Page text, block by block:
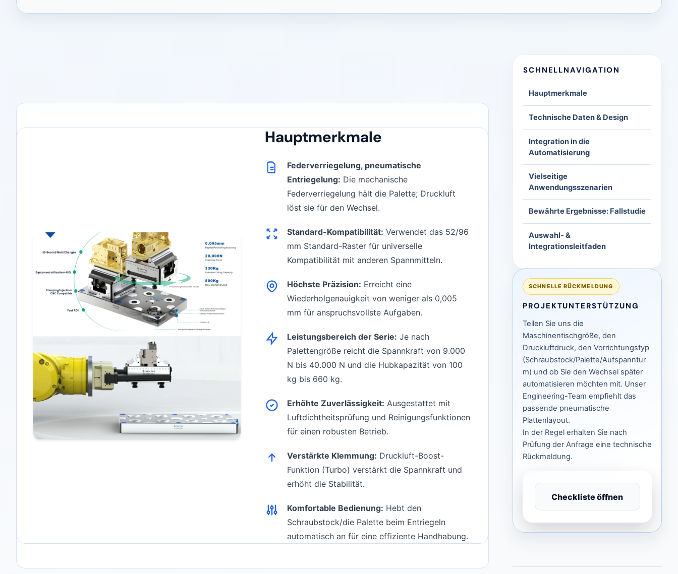
Hauptmerkmale
Federverriegelung, pneumatische
Entriegelung: Die mechanische
Federverriegelung hält die Palette; Druckluft
löst sie für den Wechsel.
Standard-Kompatibilität: Verwendet das 52/96
mm Standard-Raster für universelle
Kompatibilität mit anderen Spannmitteln.
Höchste Präzision: Erreicht eine
Wiederholgenauigkeit von weniger als 0,005
mm für anspruchsvollste Aufgaben.
Leistungsbereich der Serie: Je nach
Palettengröße reicht die Spannkraft von 9.000
N bis 40.000 N und die Hubkapazität von 100
kg bis 660 kg.
Erhöhte Zuverlässigkeit: Ausgestattet mit
Luftdichtheitsprüfung und Reinigungsfunktionen
für einen robusten Betrieb.
Verstärkte Klemmung: Druckluft-Boost-
Funktion (Turbo) verstärkt die Spannkraft und
erhöht die Stabilität.
Komfortable Bedienung: Hebt den
Schraubstock/die Palette beim Entriegeln
automatisch an für eine effiziente Handhabung.
SCHNELLNAVIGATION
Hauptmerkmale
Technische Daten & Design
Integration in die
Automatisierung
Vielseitige
Anwendungsszenarien
Bewährte Ergebnisse: Fallstudie
Auswahl- &
Integrationsleitfaden
SCHNELLE RÜCKMELDUNG
PROJEKTUNTERSTÜTZUNG
Teilen Sie uns die
Maschinentischgröße, den
Druckluftdruck, den Vorrichtungstyp
(Schraubstock/Palette/Aufspanntur
m) und ob Sie den Wechsel später
automatisieren möchten mit. Unser
Engineering-Team empfiehlt das
passende pneumatische
Plattenlayout.
In der Regel erhalten Sie nach
Prüfung der Anfrage eine technische
Rückmeldung.
Checkliste öffnen